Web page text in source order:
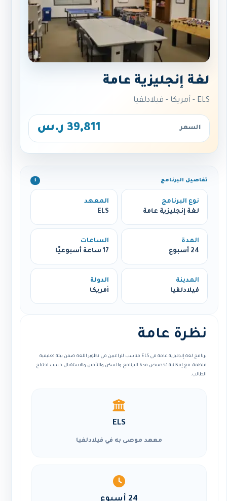
لغة إنجليزية عامة
ELS - أمريكا - فيلادلفيا
السعر 39,811 ر.س
تفاصيل البرنامج ℹ️
نوع البرنامج
لغة إنجليزية عامة
المعهد
ELS
المدة
24 أسبوع
الساعات
17 ساعة أسبوعيًا
المدينة
فيلادلفيا
الدولة
أمريكا
نظرة عامة
برنامج لغة إنجليزية عامة في ELS مناسب للراغبين في تطوير اللغة ضمن بيئة تعليمية
منظمة، مع إمكانية تخصيص مدة البرنامج والسكن والتأمين والاستقبال حسب احتياج
الطالب.
ELS
معهد موصى به في فيلادلفيا
24 أسبوع